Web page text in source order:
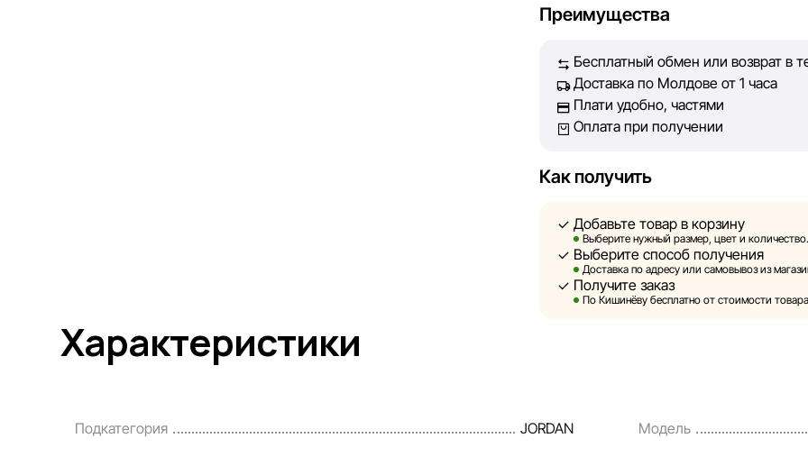
принять лучшее решение о покупке.
Однако, несмотря на постоянный
абсолютную точность всех данных,
технических ошибок или сбоев. Мы
актуальность информации на
Sportlandia оставляет за собой право в
предварительного уведомления
и потребительские свойства товаров.
являются смоделированными и
информация о товарах
своевременно выявлять и исправлять
Преимущества
Бесплатный обмен или возврат в
Доставка по Молдове от 1 часа
Плати удобно, частями
Оплата при получении
Как получить
Добавьте товар в корзину
Выберите нужный размер, цвет и количество.
Выберите способ получения
Доставка по адресу или самовывоз из
Получите заказ
По Кишинёву бесплатно от стоимости
Характеристики
Подкатегория JORDAN Модель